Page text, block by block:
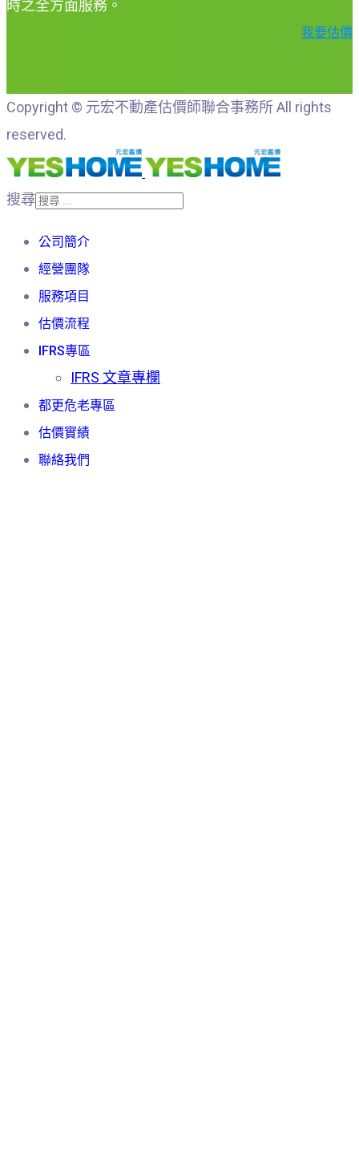
時之全方面服務。
我要估價
Copyright © 元宏不動產估價師聯合事務所 All rights
reserved.
搜尋
公司簡介
經營團隊
服務項目
估價流程
IFRS專區
IFRS 文章專欄
都更危老專區
估價實績
聯絡我們